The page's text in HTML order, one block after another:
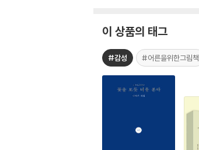
이 상품의 태그
#감성 #어른을위한그림책